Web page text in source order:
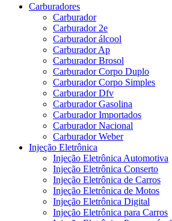
Carburadores
Carburador
Carburador 2e
Carburador álcool
Carburador Ap
Carburador Brosol
Carburador Corpo Duplo
Carburador Corpo Simples
Carburador Dfv
Carburador Gasolina
Carburador Importados
Carburador Nacional
Carburador Weber
Injeção Eletrônica
Injeção Eletrônica Automotiva
Injeção Eletrônica Conserto
Injeção Eletrônica de Carros
Injeção Eletrônica de Motos
Injeção Eletrônica Digital
Injeção Eletrônica para Carros